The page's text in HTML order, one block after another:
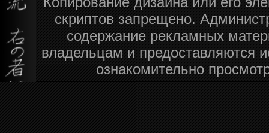
скриптов запрещено.
содержание рекламных
владельцам и предоставляются
ознакомительно